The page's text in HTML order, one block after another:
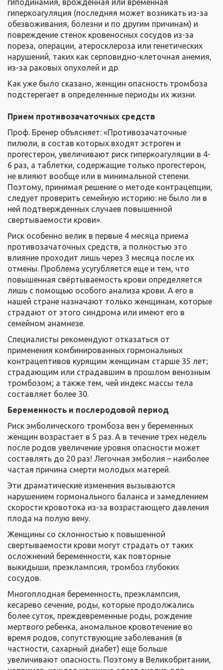
гиподинамия, врожденная или временная
гиперкоагуляция (последняя может возникать из-за
обезвоживания, болезни и по другим причинам) и
повреждение стенок кровеносных сосудов из-за
пореза, операции, атеросклероза или генетических
нарушений, таких как серповидно-клеточная анемия,
из-за раковых опухолей и др.
Как уже было сказано, женщин опасность тромбоза
подстерегает в определенные периоды их жизни.
Прием противозачаточных средств
Проф. Бренер объясняет: «Противозачаточные
пилюли, в состав которых входят эстроген и
прогестерон, увеличивают риск гиперкоагуляции в 4-
6 раз, а таблетки, содержащие только прогестерон,
не влияют вообще или в минимальной степени.
Поэтому, принимая решение о методе контрацепции,
следует проверить семейную историю: не было ли в
ней подтвержденных случаев повышенной
свертываемости крови».
Риск особенно велик в первые 4 месяца приема
противозачаточных средств, а полностью это
влияние проходит лишь через 3 месяца после их
отмены. Проблема усугубляется еще и тем, что
повышенная свёртываемость крови определяется
лишь с помощью особого анализа крови. А его в
нашей стране назначают только женщинам, которые
страдают от этого синдрома или имеют его в
семейном анамнезе.
Специалисты рекомендуют отказаться от
применения комбинированных гормональных
контрацептивов курящим женщинам старше 35 лет;
страдающим или страдавшим в прошлом венозным
тромбозом; а также тем, чей индекс массы тела
составляет более 30.
Беременность и послеродовой период
Риск эмболического тромбоза вен у беременных
женщин возрастает в 5 раз. А в течение трех недель
после родов увеличение уровня опасности может
составлять до 20 раз! Легочная эмболия – наиболее
частая причина смерти молодых матерей.
Эти драматические изменения вызываются
нарушением гормонального баланса и замедлением
скорости кровотока из-за возрастающего давления
плода на полую вену.
Женщины со склонностью к повышенной
свертываемости крови могут страдать от таких
осложнений беременности, как повторные
выкидыши, преэклампсия, тромбоз глубоких
сосудов.
Многоплодная беременность, преэклампсия,
кесарево сечение, роды, которые продолжались
более суток, преждевременные роды, рождение
мертвого ребенка, аномальное кровотечение во
время родов, сопутствующие заболевания (в
частности, сахарный диабет) еще больше
увеличивают опасность. Поэтому в Великобритании,